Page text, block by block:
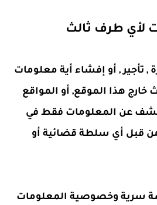
لأي طرف ثالث
, تأجير , أو إفشاء أية معلومات
هذا الموقع, أو المواقع
عن المعلومات فقط في
قبل أي سلطة قضائية أو
سرية وخصوصية المعلومات